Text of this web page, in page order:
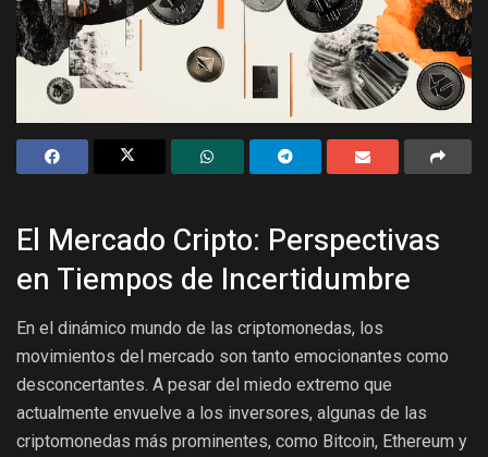
El Mercado Cripto: Perspectivas
en Tiempos de Incertidumbre
En el dinámico mundo de las criptomonedas, los
movimientos del mercado son tanto emocionantes como
desconcertantes. A pesar del miedo extremo que
actualmente envuelve a los inversores, algunas de las
criptomonedas más prominentes, como Bitcoin, Ethereum y